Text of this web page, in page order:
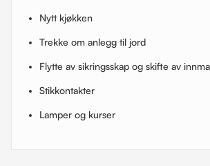
Nytt kjøkken
Trekke om anlegg til jord
Flytte av sikringsskap og skifte av
Stikkontakter
Lamper og kurser